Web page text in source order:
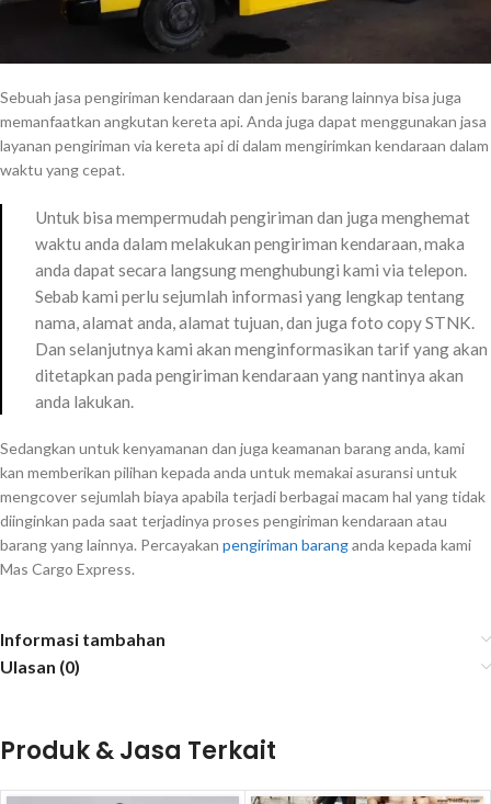
Sebuah jasa pengiriman kendaraan dan jenis barang lainnya bisa juga
memanfaatkan angkutan kereta api. Anda juga dapat menggunakan jasa
layanan pengiriman via kereta api di dalam mengirimkan kendaraan dalam
waktu yang cepat.
Untuk bisa mempermudah pengiriman dan juga menghemat
waktu anda dalam melakukan pengiriman kendaraan, maka
anda dapat secara langsung menghubungi kami via telepon.
Sebab kami perlu sejumlah informasi yang lengkap tentang
nama, alamat anda, alamat tujuan, dan juga foto copy STNK.
Dan selanjutnya kami akan menginformasikan tarif yang akan
ditetapkan pada pengiriman kendaraan yang nantinya akan
anda lakukan.
Sedangkan untuk kenyamanan dan juga keamanan barang anda, kami
kan memberikan pilihan kepada anda untuk memakai asuransi untuk
mengcover sejumlah biaya apabila terjadi berbagai macam hal yang tidak
diinginkan pada saat terjadinya proses pengiriman kendaraan atau
barang yang lainnya. Percayakan pengiriman baranganda kepada kami
Mas Cargo Express.
Informasi tambahan
Ulasan (0)
Produk & Jasa Terkait